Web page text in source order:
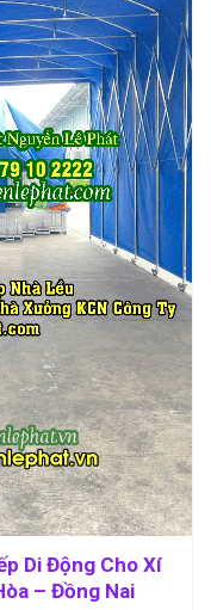
Di Động Cho Xí
– Đồng Nai